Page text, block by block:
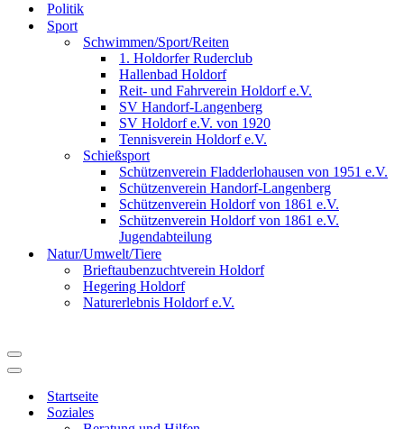
Politik
Sport
Schwimmen/Sport/Reiten
1. Holdorfer Ruderclub
Hallenbad Holdorf
Reit- und Fahrverein Holdorf e.V.
SV Handorf-Langenberg
SV Holdorf e.V. von 1920
Tennisverein Holdorf e.V.
Schießsport
Schützenverein Fladderlohausen von 1951 e.V.
Schützenverein Handorf-Langenberg
Schützenverein Holdorf von 1861 e.V.
Schützenverein Holdorf von 1861 e.V.
Jugendabteilung
Natur/Umwelt/Tiere
Brieftaubenzuchtverein Holdorf
Hegering Holdorf
Naturerlebnis Holdorf e.V.
Navigationsmenü
Navigationsmenü
Startseite
Soziales